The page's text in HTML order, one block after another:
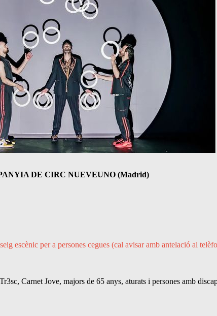
DE CIRC NUEVEUNO (Madrid)
escènic per a persones cegues (cal avisar amb antelació al
Carnet Jove, majors de 65 anys, aturats i persones amb